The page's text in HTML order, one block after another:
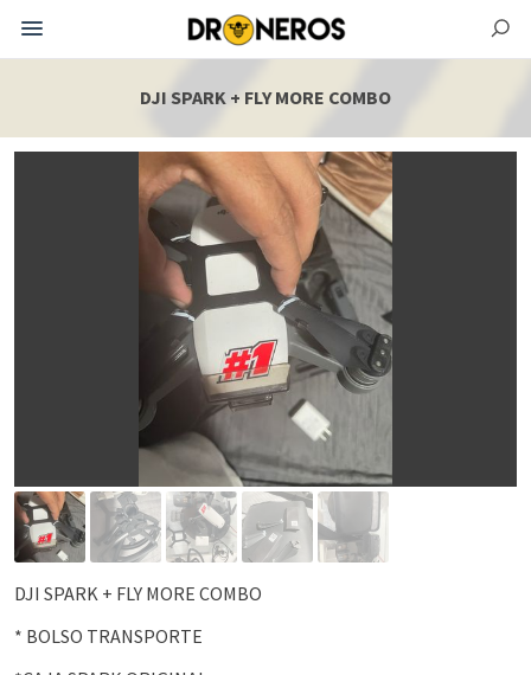
DJI SPARK + FLY MORE COMBO
DJI SPARK + FLY MORE COMBO
* BOLSO TRANSPORTE